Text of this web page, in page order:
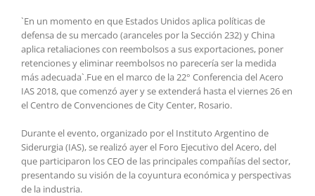
`En un momento en que Estados Unidos aplica políticas de
defensa de su mercado (aranceles por la Sección 232) y China
aplica retaliaciones con reembolsos a sus exportaciones, poner
retenciones y eliminar reembolsos no parecería ser la medida
más adecuada`.Fue en el marco de la 22° Conferencia del Acero
IAS 2018, que comenzó ayer y se extenderá hasta el viernes 26 en
el Centro de Convenciones de City Center, Rosario.
Durante el evento, organizado por el Instituto Argentino de
Siderurgia (IAS), se realizó ayer el Foro Ejecutivo del Acero, del
que participaron los CEO de las principales compañías del sector,
presentando su visión de la coyuntura económica y perspectivas
de la industria.